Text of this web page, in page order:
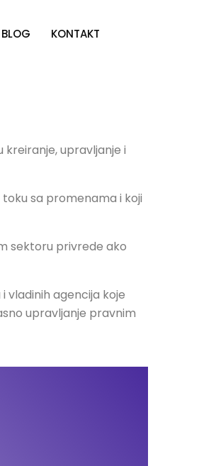
BLOG KONTAKT
kreiranje, upravljanje i
sa promenama i koji
sektoru privrede ako
vladinih agencija koje
upravljanje pravnim